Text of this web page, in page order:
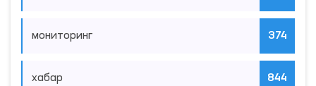
мониторинг 374
хабар 844